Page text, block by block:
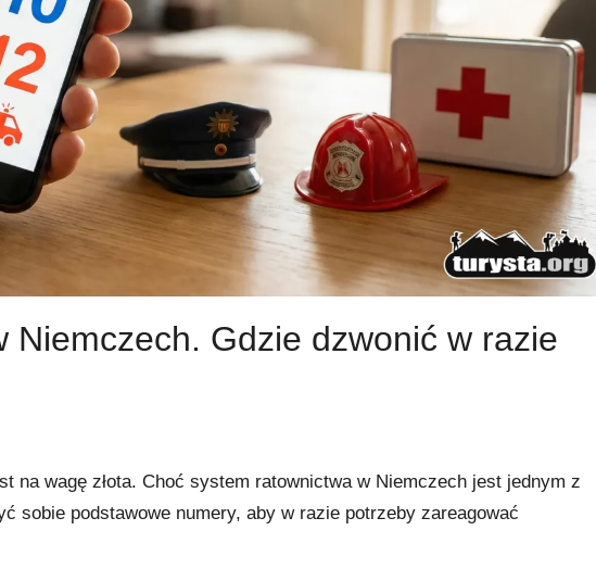
Niemczech. Gdzie dzwonić w razie
na wagę złota. Choć system ratownictwa w Niemczech jest jednym z
sobie podstawowe numery, aby w razie potrzeby zareagować